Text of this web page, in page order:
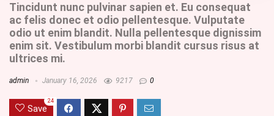
Tincidunt nunc pulvinar sapien et. Eu consequat
ac felis donec et odio pellentesque. Vulputate
odio ut enim blandit. Nulla pellentesque dignissim
enim sit. Vestibulum morbi blandit cursus risus at
ultrices mi.
admin January 16, 2026 9217 0
Save
24